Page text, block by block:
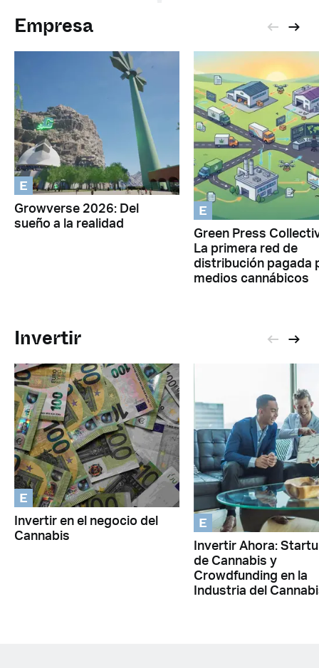
Empresa
E
Growverse 2026: Del
sueño a la realidad
E
Green Press
La primera red de
distribución pagada
medios cannábicos
Invertir
E
Invertir en el negocio del
Cannabis
E
Invertir Ahora:
de Cannabis y
Crowdfunding en la
Industria del